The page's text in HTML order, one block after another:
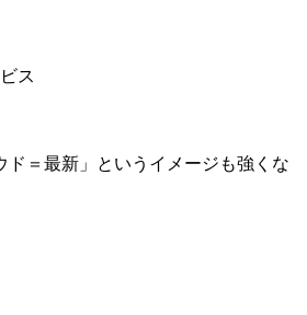
ス
ド＝最新」というイメージも強くな